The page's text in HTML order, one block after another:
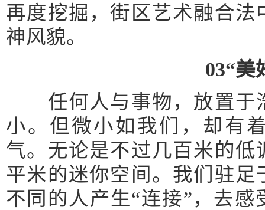
再度挖掘，街区艺术融合
神风貌。
03“美
任何人与事物，放置于
小。但微小如我们，却有
气。无论是不过几百米的
平米的迷你空间。我们驻
不同的人产生“连接”，去